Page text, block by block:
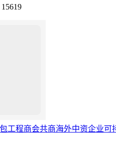
15619
工程商会共商海外中资企业可